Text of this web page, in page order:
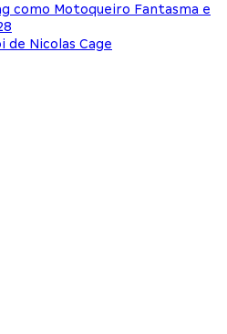
como Motoqueiro Fantasma e
de Nicolas Cage